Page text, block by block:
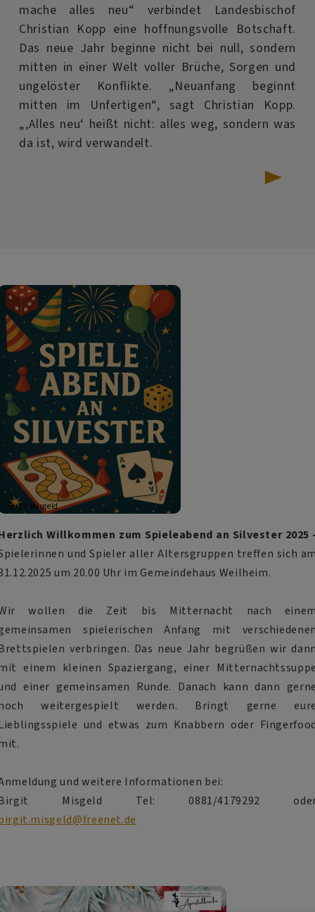
mache alles neu“ verbindet Landesbischof
Christian Kopp eine hoffnungsvolle Botschaft.
Das neue Jahr beginne nicht bei null, sondern
mitten in einer Welt voller Brüche, Sorgen und
ungelöster Konflikte. „Neuanfang beginnt
mitten im Unfertigen“, sagt Christian Kopp.
„‚Alles neu‘ heißt nicht: alles weg, sondern was
da ist, wird verwandelt.
Birgit Misgeld
Willkommen zum Spieleabend an Silvester 2025
und Spieler aller Altersgruppen treffen sich
um 20.00 Uhr im Gemeindehaus Weilheim.
wollen die Zeit bis Mitternacht nach
spielerischen Anfang mit
verbringen. Das neue Jahr begrüßen wir
einem kleinen Spaziergang, einer
einer gemeinsamen Runde. Danach kann dann
weitergespielt werden. Bringt gerne
und etwas zum Knabbern oder
und weitere Informationen bei:
Misgeld Tel: 0881/4179292